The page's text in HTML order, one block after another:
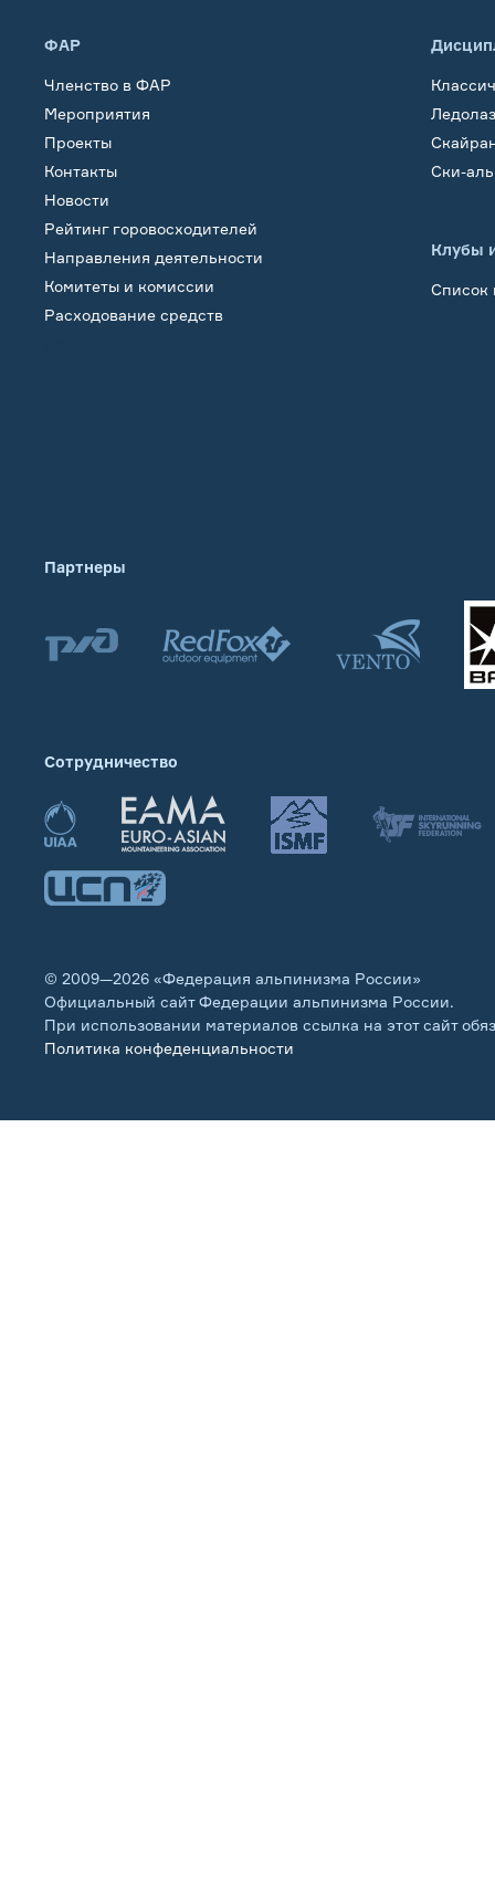
ФАР
Членство в ФАР
Мероприятия
Проекты
Контакты
Новости
Рейтинг горовосходителей
Направления деятельности
Комитеты и комиссии
Расходование средств
Ски-
Клубы
Список
Партнеры
Сотрудничество
© 2009—2026 «Федерация альпинизма России»
Официальный сайт Федерации альпинизма России.
При использовании материалов ссылка на этот сайт
Политика конфеденциальности